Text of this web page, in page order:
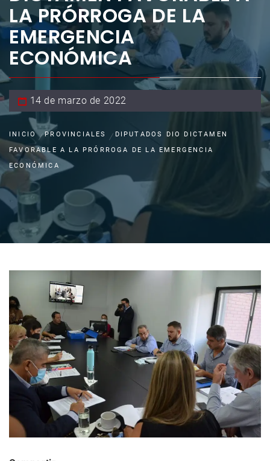
LA PRÓRROGA DE LA
EMERGENCIA
ECONÓMICA
14 de marzo de 2022
INICIO PROVINCIALES
DIPUTADOS DIO DICTAMEN
FAVORABLE A LA PRÓRROGA DE LA EMERGENCIA
ECONÓMICA